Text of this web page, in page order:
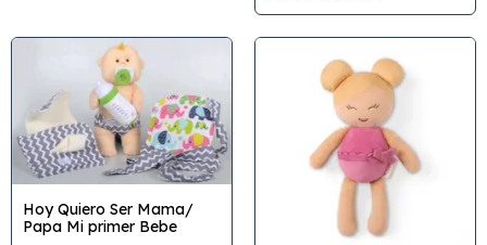
Hoy Quiero Ser Mama/
Papa Mi primer Bebe